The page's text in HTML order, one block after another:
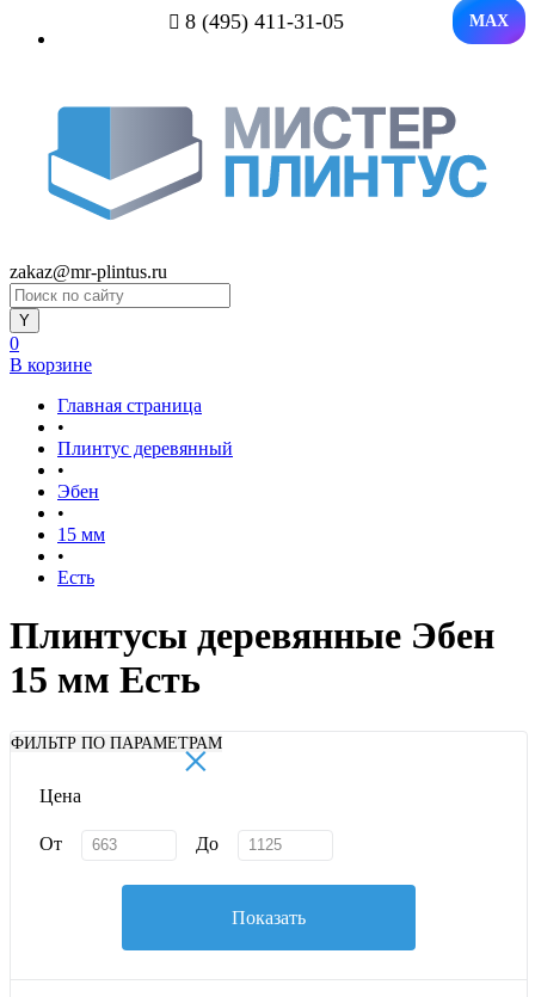
8 (495) 411-31-05 MAX
zakaz@mr-plintus.ru
0
В корзине
Главная страница
•
Плинтус деревянный
•
Эбен
•
15 мм
•
Есть
Плинтусы деревянные Эбен
15 мм Есть
ФИЛЬТР ПО ПАРАМЕТРАМ
×
Цена
От До
Показать